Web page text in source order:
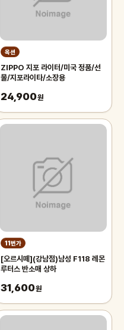
옥션
ZIPPO 지포 라이터/미국 정품/선
물/지포라이타/소장용
24,900원
11번가
[오르시떼](강남점)남성 F118 레몬
루터스 반소매 상하
31,600원